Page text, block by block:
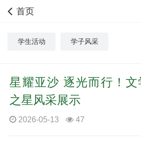
首页
学生活动 学子风采
星耀亚沙 逐光而行！文
之星风采展示
2026-05-13 47